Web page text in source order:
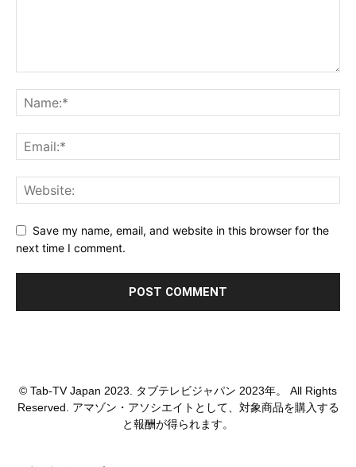
Save my name, email, and website in this browser for the
next time I comment.
© Tab-TV Japan 2023. タブテレビジャパン 2023年。 All Rights
Reserved. アマゾン・アソシエイトとして、対象商品を購入する
と報酬が得られます。